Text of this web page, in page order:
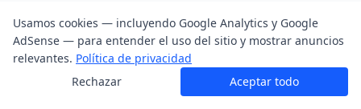
Usamos cookies — incluyendo Google Analytics y Google
AdSense — para entender el uso del sitio y mostrar anuncios
relevantes. Política de privacidad
Rechazar
Aceptar todo